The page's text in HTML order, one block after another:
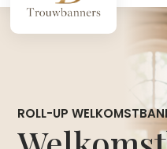
ROLL-UP